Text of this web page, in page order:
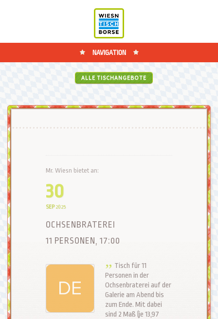
NAVIGATION
ALLE TISCHANGEBOTE
Mr. Wiesn bietet an:
30
SEP 2025
OCHSENBRATEREI
11 PERSONEN, 17:00
Tisch für 11
Personen in der
Ochsenbraterei auf der
Galerie am Abend bis
zum Ende. Mit dabei
sind 2 Maß (je 13,97